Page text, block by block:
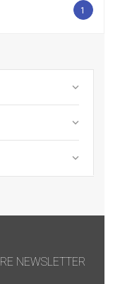
keyboard_arrow_down
keyboard_arrow_down
keyboard_arrow_down
1
NEWSLETTER